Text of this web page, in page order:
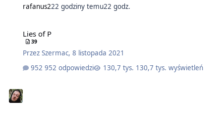
rafanus222 godziny temu22 godz.
Lies of P
39
Przez Szermac, 8 listopada 2021
952 odpowiedzi
130,7 tys. wyświetleń